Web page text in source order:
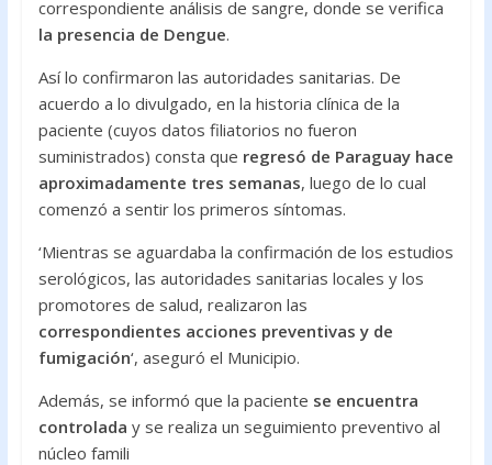
o
o
k
A
p
p
correspondiente análisis de sangre, donde se verifica
la presencia de Dengue.
Así lo confirmaron las autoridades sanitarias. De
acuerdo a lo divulgado, en la historia clínica de la
paciente (cuyos datos filiatorios no fueron
suministrados) consta que regresó de Paraguay hace
aproximadamente tres semanas, luego de lo cual
comenzó a sentir los primeros síntomas.
‘Mientras se aguardaba la confirmación de los estudios
serológicos, las autoridades sanitarias locales y los
promotores de salud, realizaron las
correspondientes acciones preventivas y de
fumigación‘, aseguró el Municipio.
Además, se informó que la paciente se encuentra
controlada y se realiza un seguimiento preventivo al
núcleo famili